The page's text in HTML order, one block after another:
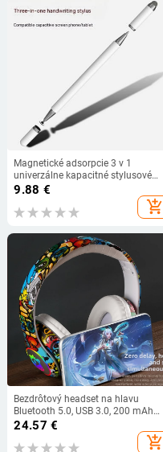
Magnetické adsorpcie 3 v 1
univerzálne kapacitné stylusové
pero so skrutkovacími hrotmi s
dotykové obrazovky Android a
9.88 €
add_shopping_cart
Bezdrôtový headset na hlavu
Bluetooth 5.0, USB 3.0, 200 mAh
batéria, podpora HSP/HFP
24.57 €
add_shopping_cart